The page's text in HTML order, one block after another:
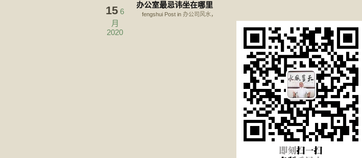
办公室最忌讳坐在哪里
fengshui Post in 办公司风水 ，
15 6
月
2020